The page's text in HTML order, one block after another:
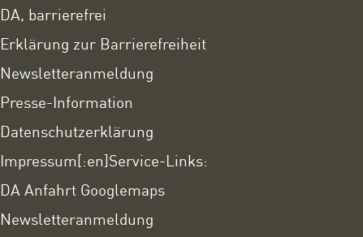
DA, barrierefrei
Erklärung zur Barrierefreiheit
Newsletteranmeldung
Presse-Information
Datenschutzerklärung
Impressum[:en]Service-Links:
DA Anfahrt Googlemaps
Newsletteranmeldung